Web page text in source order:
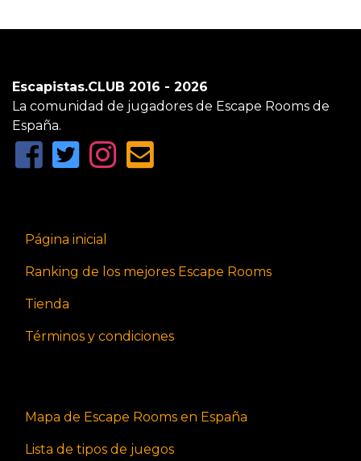
Escapistas.CLUB 2016 - 2026
La comunidad de jugadores de Escape Rooms de
España.
Página inicial
Ranking de los mejores Escape Rooms
Tienda
Términos y condiciones
Mapa de Escape Rooms en España
Lista de tipos de juegos